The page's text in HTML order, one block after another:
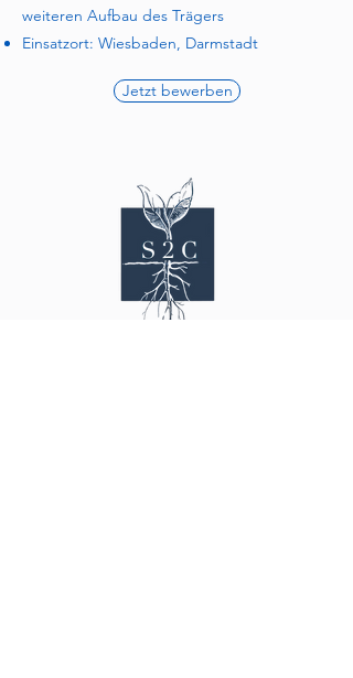
weiteren Aufbau des Trägers
Einsatzort: Wiesbaden, Darmstadt
Jetzt bewerben